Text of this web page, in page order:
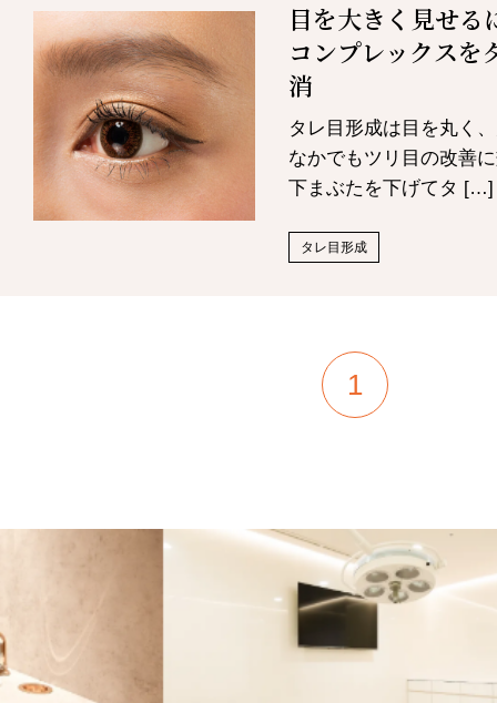
目を大きく見せる
コンプレックスを
消
タレ目形成は目を丸く
なかでもツリ目の改善
下まぶたを下げてタ […]
タレ目形成
1